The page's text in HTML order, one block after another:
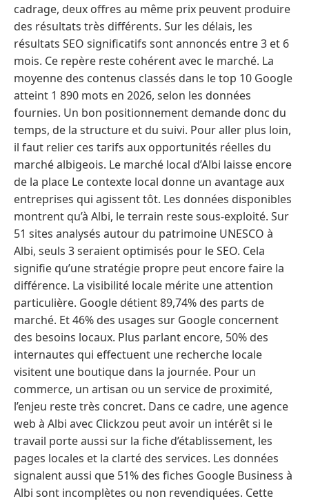
cadrage, deux offres au même prix peuvent produire
des résultats très différents. Sur les délais, les
résultats SEO significatifs sont annoncés entre 3 et 6
mois. Ce repère reste cohérent avec le marché. La
moyenne des contenus classés dans le top 10 Google
atteint 1 890 mots en 2026, selon les données
fournies. Un bon positionnement demande donc du
temps, de la structure et du suivi. Pour aller plus loin,
il faut relier ces tarifs aux opportunités réelles du
marché albigeois. Le marché local d’Albi laisse encore
de la place Le contexte local donne un avantage aux
entreprises qui agissent tôt. Les données disponibles
montrent qu’à Albi, le terrain reste sous-exploité. Sur
51 sites analysés autour du patrimoine UNESCO à
Albi, seuls 3 seraient optimisés pour le SEO. Cela
signifie qu’une stratégie propre peut encore faire la
différence. La visibilité locale mérite une attention
particulière. Google détient 89,74% des parts de
marché. Et 46% des usages sur Google concernent
des besoins locaux. Plus parlant encore, 50% des
internautes qui effectuent une recherche locale
visitent une boutique dans la journée. Pour un
commerce, un artisan ou un service de proximité,
l’enjeu reste très concret. Dans ce cadre, une agence
web à Albi avec Clickzou peut avoir un intérêt si le
travail porte aussi sur la fiche d’établissement, les
pages locales et la clarté des services. Les données
signalent aussi que 51% des fiches Google Business à
Albi sont incomplètes ou non revendiquées. Cette